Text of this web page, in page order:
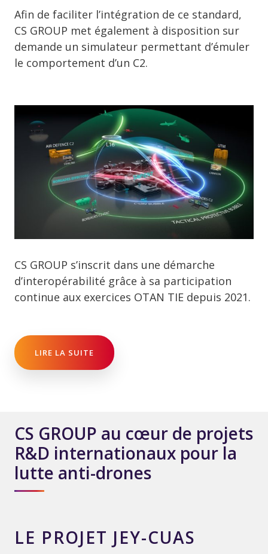
Afin de faciliter l’intégration de ce standard,
CS GROUP met également à disposition sur
demande un simulateur permettant d’émuler
le comportement d’un C2.
CS GROUP s’inscrit dans une démarche
d’interopérabilité grâce à sa participation
continue aux exercices OTAN TIE depuis 2021.
LIRE LA SUITE
CS GROUP au cœur de projets
R&D internationaux pour la
lutte anti-drones
LE PROJET JEY-CUAS